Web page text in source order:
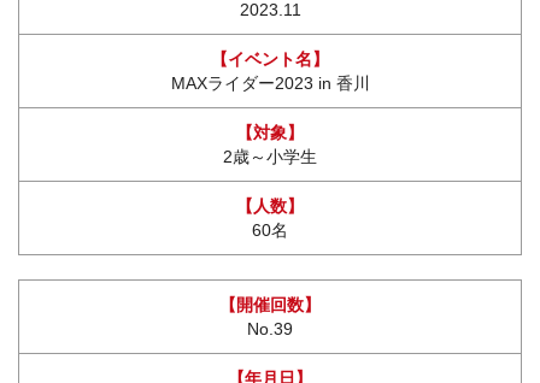
2023.11
MAXライダー2023 in 香川
2歳～小学生
60名
No.39